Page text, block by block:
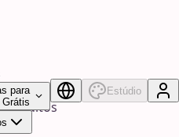
para
Grátis
Estúdio
adultos